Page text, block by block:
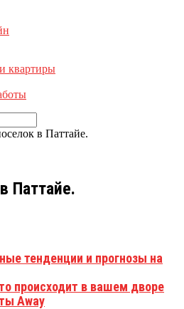
квартиры
в Паттайе.
Паттайе.
тенденции и прогнозы на
происходит в вашем дворе
Away